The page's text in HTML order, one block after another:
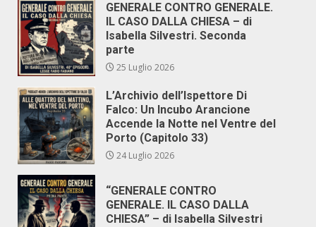
GENERALE CONTRO GENERALE.
IL CASO DALLA CHIESA – di
Isabella Silvestri. Seconda
parte
25 Luglio 2026
L’Archivio dell’Ispettore Di
Falco: Un Incubo Arancione
Accende la Notte nel Ventre del
Porto (Capitolo 33)
24 Luglio 2026
“GENERALE CONTRO
GENERALE. IL CASO DALLA
CHIESA” – di Isabella Silvestri